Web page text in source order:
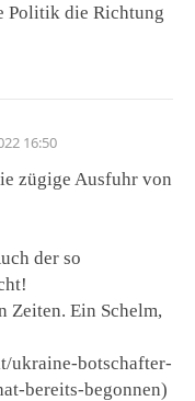
Politik die Richtung
16:50
zügige Ausfuhr von
der so
Zeiten. Ein Schelm,
ukraine-botschafter-
bereits-begonnen)